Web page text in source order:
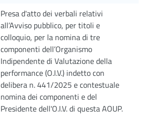
Presa d'atto dei verbali relativi
all’Avviso pubblico, per titoli e
colloquio, per la nomina di tre
componenti dell’Organismo
Indipendente di Valutazione della
performance (O.I.V.) indetto con
delibera n. 441/2025 e contestuale
nomina dei componenti e del
Presidente dell'O.I.V. di questa AOUP.